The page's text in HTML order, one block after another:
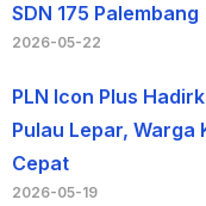
SDN 175 Palembang
2026-05-22
PLN Icon Plus
Pulau Lepar, Warga
Cepat
2026-05-19